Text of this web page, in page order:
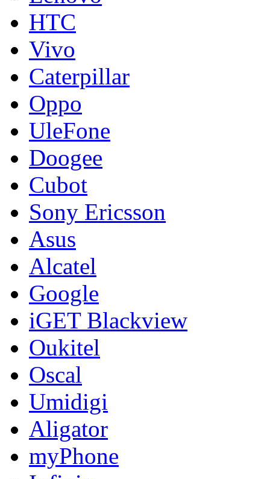
HTC
Vivo
Caterpillar
Oppo
UleFone
Doogee
Cubot
Sony Ericsson
Asus
Alcatel
Google
iGET Blackview
Oukitel
Oscal
Umidigi
Aligator
myPhone